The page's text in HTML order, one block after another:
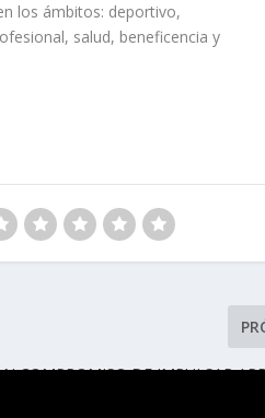
los ámbitos: deportivo,
salud, beneficencia y
COMPROMISO DE IMPULSAR